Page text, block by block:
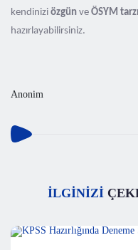
kendinizi özgün ve ÖSYM tarzı
hazırlayabilirsiniz.
Anonim
İLGİNİZİ